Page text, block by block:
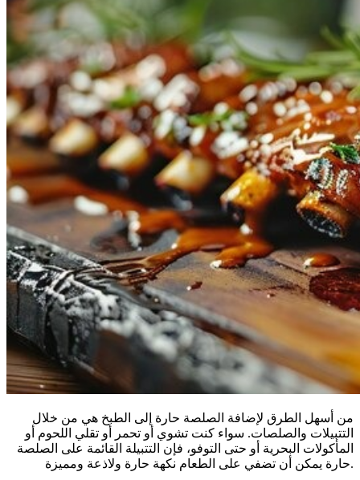
من أسهل الطرق لإضافة الصلصة حارة إلى الطبخ هي من خلال
التتبيلات والصلصات. سواء كنت تشوي أو تحمر أو تقلي اللحوم أو
المأكولات البحرية أو حتى التوفو، فإن التتبيلة القائمة على الصلصة
حارة يمكن أن تضفي على الطعام نكهة حارة ولاذعة ومميزة.